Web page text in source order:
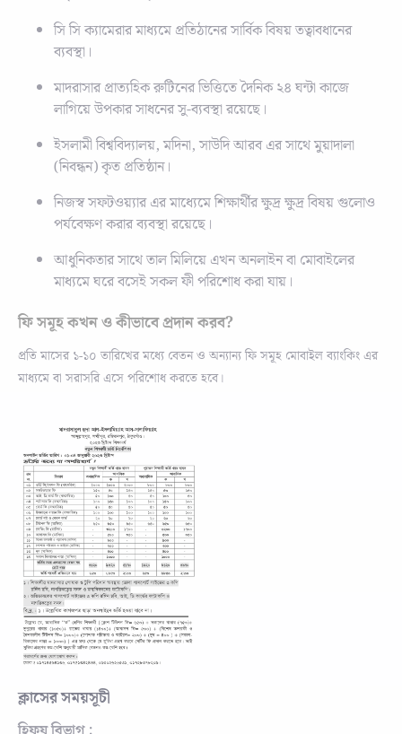
সি সি ক্যামেরার মাধ্যমে প্রতিঠানের সার্বিক বিষয় তত্বাবধানের
ব্যবস্থা।
মাদরাসার প্রাত্যহিক রুটিনের ভিত্তিতে দৈনিক ২৪ ঘন্টা কাজে
লাগিয়ে উপকার সাধনের সু-ব্যবস্থা রয়েছে।
ইসলামী বিশ্ববিদ্যালয়, মদিনা, সাউদি আরব এর সাথে মুয়াদালা
(নিবন্ধন) কৃত প্রতিষ্ঠান।
নিজস্ব সফটওয়্যার এর মাধ্যেমে শিক্ষার্থীর ক্ষুদ্র ক্ষুদ্র বিষয় গুলোও
পর্যবেক্ষণ করার ব্যবস্থা রয়েছে।
আধুনিকতার সাথে তাল মিলিয়ে এখন অনলাইন বা মোবাইলের
মাধ্যমে ঘরে বসেই সকল ফী পরিশোধ করা যায়।
ফি সমূহ কখন ও কীভাবে প্রদান করব?
প্রতি মাসের ১-১০ তারিখের মধ্যে বেতন ও অন্যান্য ফি সমূহ মোবাইল ব্যাংকিং এর
মাধ্যমে বা সরাসরি এসে পরিশোধ করতেহবে।
ক্লাসের সময়সূচী